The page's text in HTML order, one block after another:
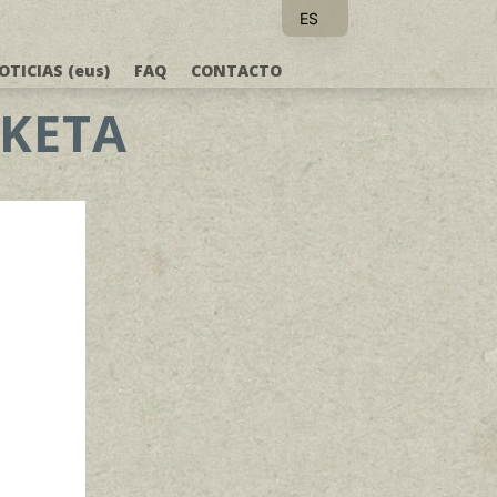
(eus) FAQ CONTACTO
ES